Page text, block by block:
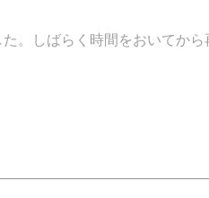
。しばらく時間をおいてから